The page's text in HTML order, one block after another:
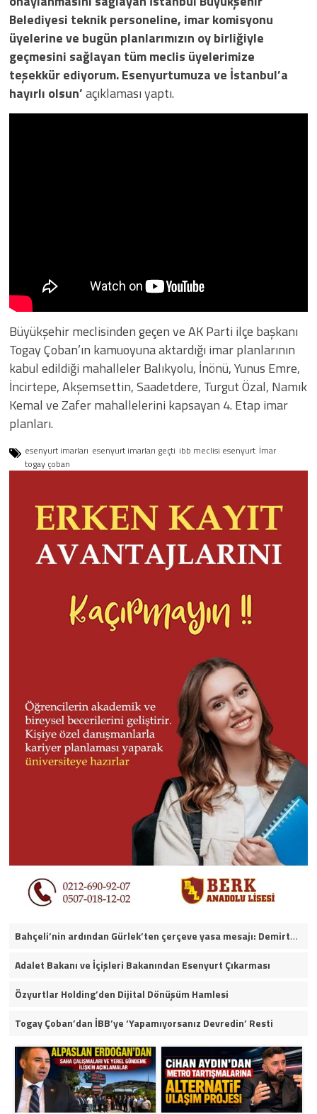
Belediyesi teknik personeline, imar komisyonu
üyelerine ve bugün planlarımızın oy birliğiyle
geçmesini sağlayan tüm meclis üyelerimize
teşekkür ediyorum. Esenyurtumuza ve İstanbul’a
hayırlı olsun’açıklaması yaptı.
Büyükşehir meclisinden geçen ve AK Parti ilçe başkanı
Togay Çoban’ın kamuoyuna aktardığı imar planlarının
kabul edildiği mahalleler Balıkyolu, İnönü, Yunus Emre,
İncirtepe, Akşemsettin, Saadetdere, Turgut Özal, Namık
Kemal ve Zafer mahallelerini kapsayan 4. Etap imar
planları.
esenyurt imarları esenyurt imarları geçti ibb meclisi esenyurt İmar
togay çoban
Bahçeli’nin ardından Gürlek’ten çerçeve yasa mesajı: Demirtaş ve Ahmet Özer yararlanamayacak
Adalet Bakanı ve İçişleri Bakanından Esenyurt Çıkarması
Özyurtlar Holding’den Dijital Dönüşüm Hamlesi
Togay Çoban’dan İBB’ye ‘Yapamıyorsanız Devredin’ Resti